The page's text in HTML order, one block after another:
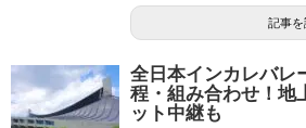
記事を
全日本インカレバレ
程・組み合わせ！地
ット中継も